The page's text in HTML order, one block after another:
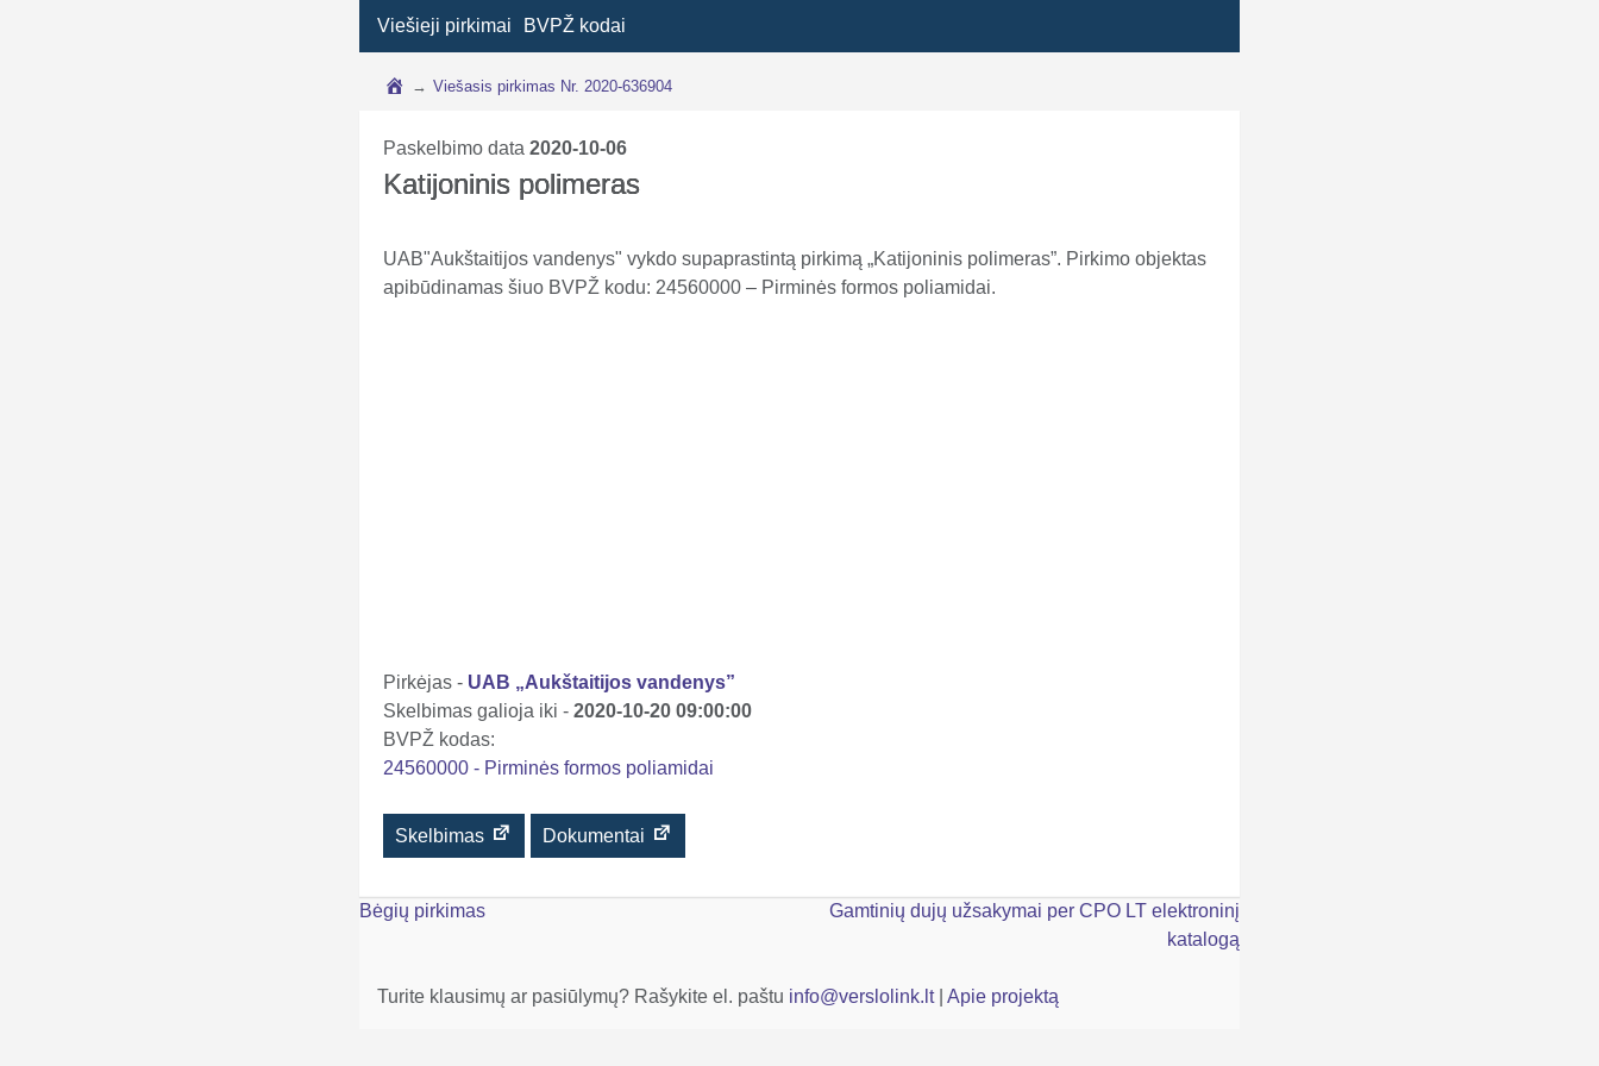
Viešieji pirkimai BVPŽ kodai
→ Viešasis pirkimas Nr. 2020-636904
Paskelbimo data2020-10-06
Katijoninis polimeras
UAB"Aukštaitijos vandenys" vykdo supaprastintą pirkimą „Katijoninis polimeras”. Pirkimo objektas
apibūdinamas šiuo BVPŽ kodu: 24560000 – Pirminės formos poliamidai.
Pirkėjas - UAB „Aukštaitijos vandenys”
Skelbimas galioja iki -2020-10-20 09:00:00
BVPŽ kodas:
24560000 - Pirminės formos poliamidai
Skelbimas Dokumentai
Navigacija
įrašų
Bėgių pirkimas
Gamtinių dujų užsakymai per CPO LT elektroninį
katalogą
Turite klausimų ar pasiūlymų? Rašykite el. paštu info@verslolink.lt Apie projektą